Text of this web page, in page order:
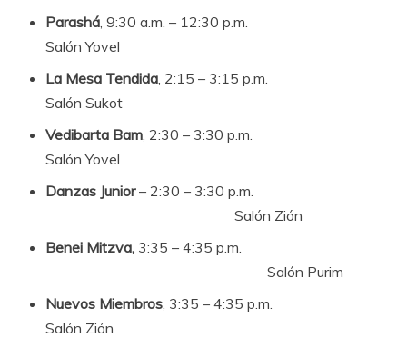
Parashá , 9:30 a.m. – 12:30 p.m.
Salón Yovel
La Mesa Tendida , 2:15 – 3:15 p.m.
Salón Sukot
Vedibarta Bam , 2:30 – 3:30 p.m.
Salón Yovel
Danzas Junior– 2:30 – 3:30 p.m.
Salón Zión
Benei Mitzva, 3:35 – 4:35 p.m.
Salón Purim
Nuevos Miembros , 3:35 – 4:35 p.m.
Salón Zión